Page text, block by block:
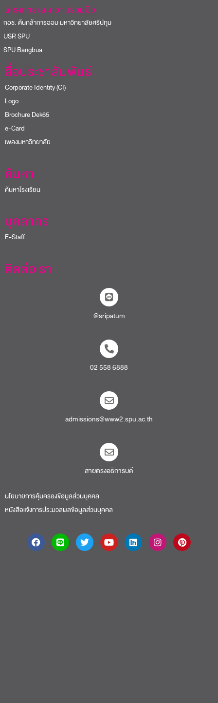
โครงการและความร่วมมือ
ช. ต้นกล้าการออม มหาวิทยาลัยศรีปทุม
SPU
Bangbua
สื่อประชาสัมพันธ์
Corporate Identity (CI)
Logo
Brochure Dek65
e-Card
เพลงมหาวิทยาลัย
ค้นหา
ค้นหาโรงเรียน
บุคลากร
E-Staff
ติดต่อเรา
@sripatum
02 558 6888
admissions@www2.spu.ac.th
สายตรงอธิการบดี​
นโยบายการคุ้มครองข้อมูลส่วนบุคคล
หนังสือแจ้งการประมวลผลข้อมูลส่วนบุคคล